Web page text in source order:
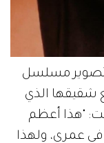
تصوير مسلسل
تصالحت مع شقيقها الذي
"هذا أعظم
في عمري، ولهذا